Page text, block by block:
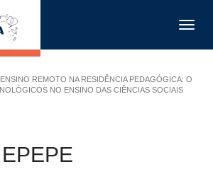
REMOTO NA RESIDÊNCIA PEDAGÓGICA: O
NO ENSINO DAS CIÊNCIAS SOCIAIS